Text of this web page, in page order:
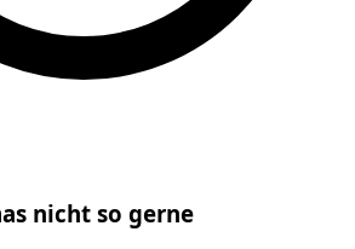
nicht so gerne